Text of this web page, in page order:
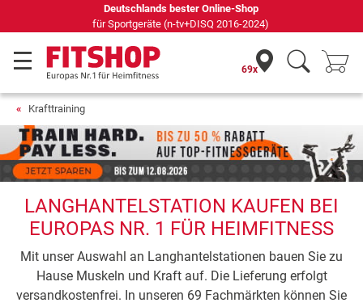
Seit 42 Jahren Ihr Experte für Heimfitness
69x
Krafttraining
LANGHANTELSTATION KAUFEN BEI
EUROPAS NR. 1 FÜR HEIMFITNESS
Mit unser Auswahl an Langhantelstationen bauen Sie zu
Hause Muskeln und Kraft auf. Die Lieferung erfolgt
versandkostenfrei. In unseren 69 Fachmärkten können Sie